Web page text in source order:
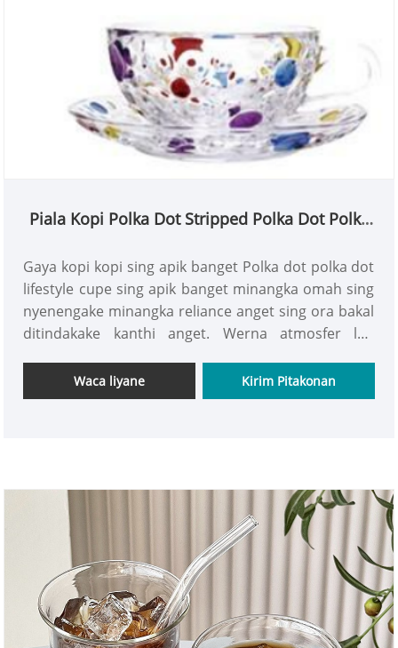
Piala Kopi Polka Dot Stripped Polka Dot Polka
Gaya kopi kopi sing apik banget Polka dot polka dot
lifestyle cupe sing apik banget minangka omah sing
nyenengake minangka reliance anget sing ora bakal
ditindakake kanthi anget. Werna atmosfer lan
lan rumangsa gaya iki kalebu pelabuhan kulawarga.
Waca liyane Kirim Pitakonan